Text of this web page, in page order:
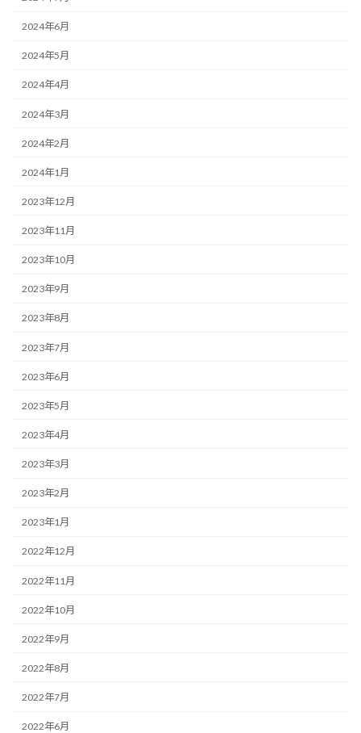
2024年6月
2024年5月
2024年4月
2024年3月
2024年2月
2024年1月
2023年12月
2023年11月
2023年10月
2023年9月
2023年8月
2023年7月
2023年6月
2023年5月
2023年4月
2023年3月
2023年2月
2023年1月
2022年12月
2022年11月
2022年10月
2022年9月
2022年8月
2022年7月
2022年6月